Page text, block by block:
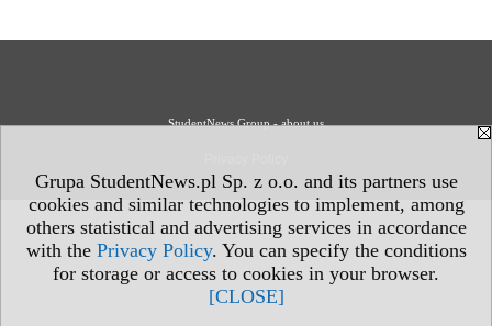
Grupa StudentNews.pl Sp. z o.o. and its partners use
cookies and similar technologies to implement, among
others statistical and advertising services in accordance
with the Privacy Policy. You can specify the conditions
for storage or access to cookies in your browser.
[CLOSE]
StudentNews Group - about us